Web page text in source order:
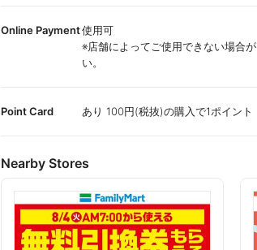
Online Payment使用可
※店舗によってご使用できない場合
い。
Point Card あり 100円(税抜)の購入で1ポイント
Nearby Stores